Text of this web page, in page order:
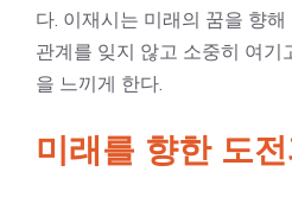
다. 이재시는 미래의 꿈을 향
관계를 잊지 않고 소중히 여기
을 느끼게 한다.
미래를 향한 도